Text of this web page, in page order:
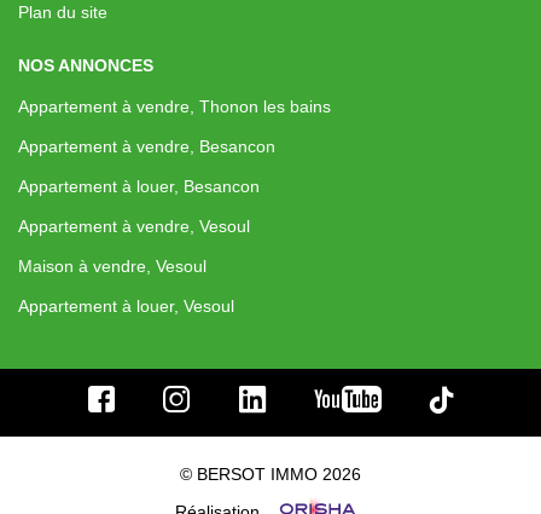
Plan du site
NOS ANNONCES
Appartement à vendre, Thonon les bains
Appartement à vendre, Besancon
Appartement à louer, Besancon
Appartement à vendre, Vesoul
Maison à vendre, Vesoul
Appartement à louer, Vesoul
© BERSOT IMMO 2026